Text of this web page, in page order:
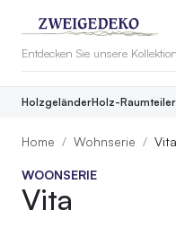
HolzgeländerHolz-Raumteiler
Home Wohnserie Vita
WOONSERIE
Vita